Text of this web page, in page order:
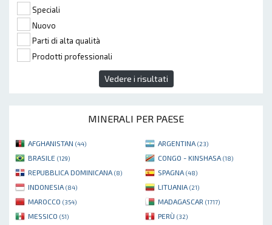
Speciali
Nuovo
Parti di alta qualità
Prodotti professionali
Vedere i risultati
MINERALI PER PAESE
AFGHANISTAN (44) ARGENTINA (23)
BRASILE (129) CONGO - KINSHASA (18)
REPUBBLICA DOMINICANA (8) SPAGNA (48)
INDONESIA (84) LITUANIA (21)
MAROCCO (354) MADAGASCAR (1717)
MESSICO (51) PERÙ (32)